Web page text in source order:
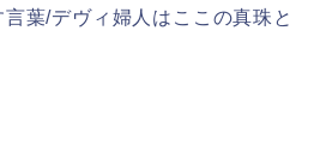
葉/デヴィ婦人はここの真珠と